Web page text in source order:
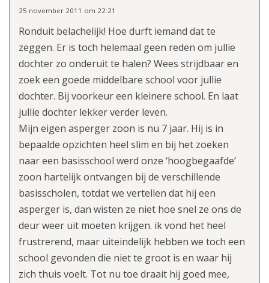
25 november 2011 om 22:21
Ronduit belachelijk! Hoe durft iemand dat te
zeggen. Er is toch helemaal geen reden om jullie
dochter zo onderuit te halen? Wees strijdbaar en
zoek een goede middelbare school voor jullie
dochter. Bij voorkeur een kleinere school. En laat
jullie dochter lekker verder leven.
Mijn eigen asperger zoon is nu 7 jaar. Hij is in
bepaalde opzichten heel slim en bij het zoeken
naar een basisschool werd onze ‘hoogbegaafde’
zoon hartelijk ontvangen bij de verschillende
basisscholen, totdat we vertellen dat hij een
asperger is, dan wisten ze niet hoe snel ze ons de
deur weer uit moeten krijgen. ik vond het heel
frustrerend, maar uiteindelijk hebben we toch een
school gevonden die niet te groot is en waar hij
zich thuis voelt. Tot nu toe draait hij goed mee,